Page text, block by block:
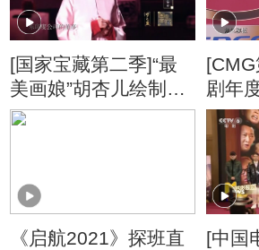
[国家宝藏第二季]“最
美画娘”胡杏儿绘制巨
幅壁纸 东方妙景见证
剧年
演员
《启航2021》探班直
[中国